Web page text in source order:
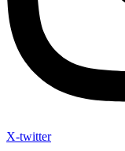
X-twitter